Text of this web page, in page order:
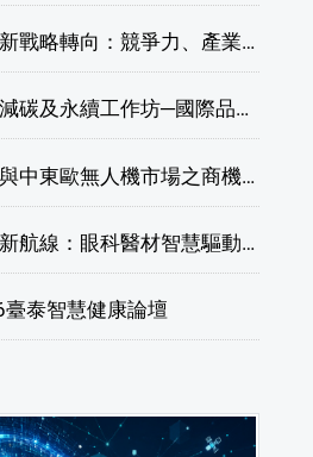
歐洲新戰略轉向：競爭力、產業自主與供應鏈重塑線上研討會
企業減碳及永續工作坊─國際品牌綠色供應鏈永續管理與實務演練(臺北場)
台灣與中東歐無人機市場之商機與挑戰座談會
醫療新航線：眼科醫材智慧驅動，數位醫療落地布局線上研討會
泰智慧健康論壇